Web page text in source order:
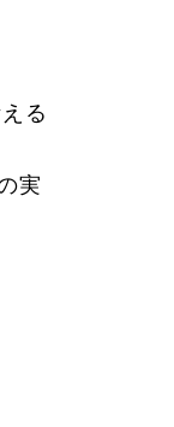
る
実